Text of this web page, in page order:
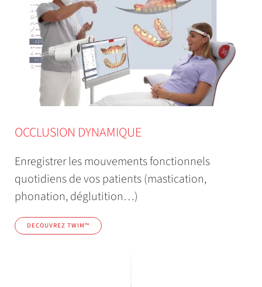
OCCLUSION DYNAMIQUE
Enregistrer les mouvements fonctionnels
quotidiens de vos patients (mastication,
phonation, déglutition…)
DECOUVREZ TWIM™